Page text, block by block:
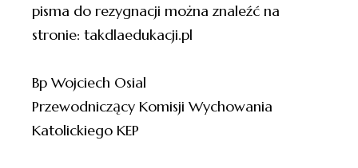
pisma do rezygnacji można znaleźć na
stronie: takdlaedukacji.pl
Bp Wojciech Osial
Przewodniczący Komisji Wychowania
Katolickiego KEP